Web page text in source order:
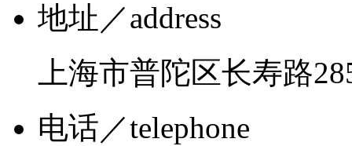
地址 ／address
上海市普陀区长寿路
电话／telephone